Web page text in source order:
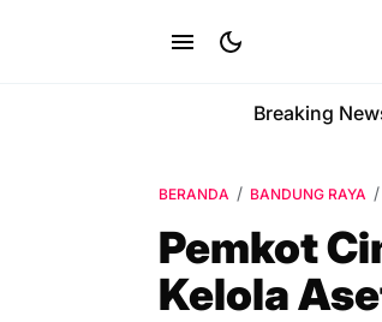
Breaking
BERANDA BANDUNG RAYA
Pemkot
Kelola